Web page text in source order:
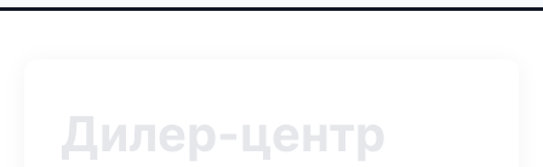
Дилер-центр